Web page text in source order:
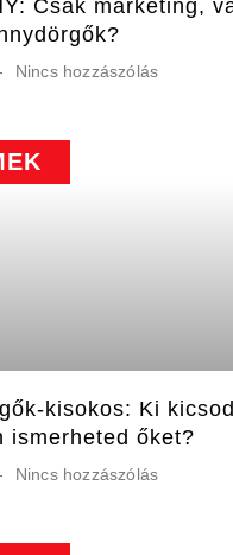
Csak marketing,
Nincs hozzászólás
kisokos: Ki
ismerheted őket?
Nincs hozzászólás